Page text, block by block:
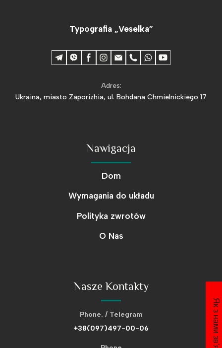
Typografia „Veselka”
Adres:
Ukraina, miasto Zaporizhia, ul. Bohdana Chmielnickiego 17
Nawigacja
Dom
Wymagania do układu
Polityka zwrotów
O Nas
Nasze Kontakty
Phone. / Telegram
+38(097)497-00-06